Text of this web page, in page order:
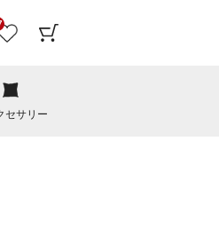
セサリー